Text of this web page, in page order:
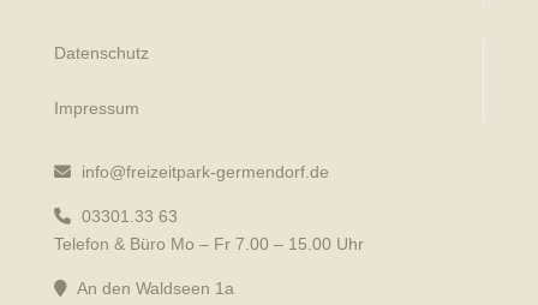
Datenschutz
Impressum
info@freizeitpark-germendorf.de
03301.33 63
Telefon & Büro Mo – Fr 7.00 – 15.00 Uhr
An den Waldseen 1a